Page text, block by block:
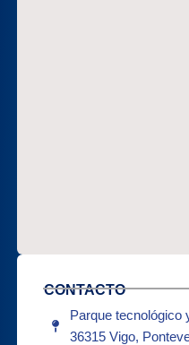
CONTACTO
Parque tecnológico
36315 Vigo,